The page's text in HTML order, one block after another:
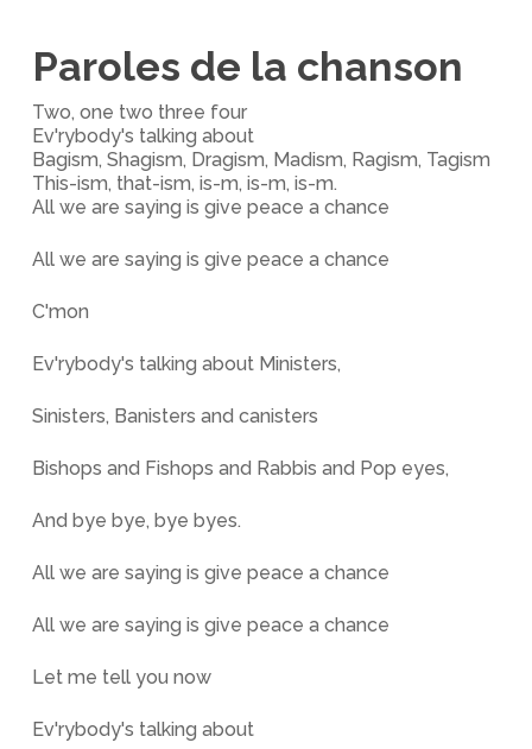
Paroles de la chanson
Two, one two three four
Ev'rybody's talking about
Bagism, Shagism, Dragism, Madism, Ragism, Tagism
This-ism, that-ism, is-m, is-m, is-m.
All we are saying is give peace a chance
All we are saying is give peace a chance
C'mon
Ev'rybody's talking about Ministers,
Sinisters, Banisters and canisters
Bishops and Fishops and Rabbis and Pop eyes,
And bye bye, bye byes.
All we are saying is give peace a chance
All we are saying is give peace a chance
Let me tell you now
Ev'rybody's talking about